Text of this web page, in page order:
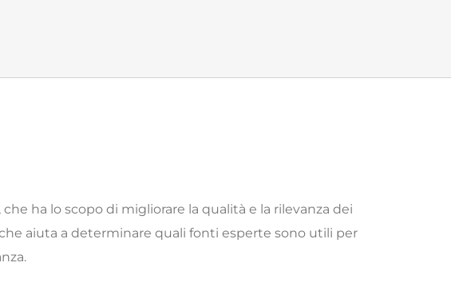
, che ha lo scopo di migliorare la qualità e la rilevanza dei
aiuta a determinare quali fonti esperte sono utili per